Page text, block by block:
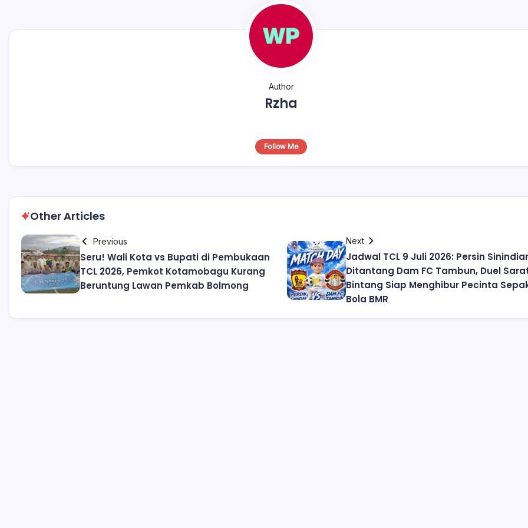
Author
Rzha
Follow Me
Other Articles
Previous
Seru! Wali Kota vs Bupati di Pembukaan
TCL 2026, Pemkot Kotamobagu Kurang
Beruntung Lawan Pemkab Bolmong
Next
Jadwal TCL 9 Juli 2026: Persin
Ditantang Dam FC Tambun, Duel
Bintang Siap Menghibur Pecinta
Bola BMR